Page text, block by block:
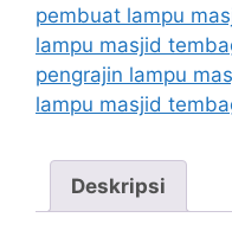
pembuat lampu
lampu masjid
pengrajin lampu
lampu masjid
Deskripsi